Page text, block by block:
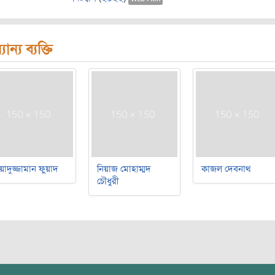
ব্যক্তি
ফুয়াদ
নিয়াজ মোহাম্মদ
চৌধুরী
কাজল দেবনাথ